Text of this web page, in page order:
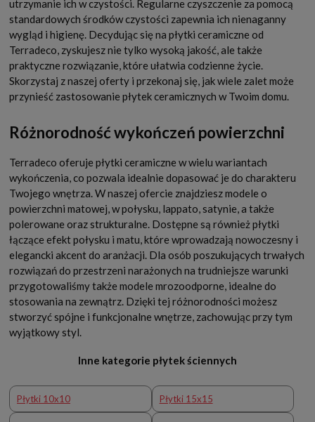
utrzymanie ich w czystości. Regularne czyszczenie za pomocą
standardowych środków czystości zapewnia ich nienaganny
wygląd i higienę. Decydując się na płytki ceramiczne od
Terradeco, zyskujesz nie tylko wysoką jakość, ale także
praktyczne rozwiązanie, które ułatwia codzienne życie.
Skorzystaj z naszej oferty i przekonaj się, jak wiele zalet może
przynieść zastosowanie płytek ceramicznych w Twoim domu.
Różnorodność wykończeń powierzchni
Terradeco oferuje płytki ceramiczne w wielu wariantach
wykończenia, co pozwala idealnie dopasować je do charakteru
Twojego wnętrza. W naszej ofercie znajdziesz modele o
powierzchni matowej, w połysku, lappato, satynie, a także
polerowane oraz strukturalne. Dostępne są również płytki
łączące efekt połysku i matu, które wprowadzają nowoczesny i
elegancki akcent do aranżacji. Dla osób poszukujących trwałych
rozwiązań do przestrzeni narażonych na trudniejsze warunki
przygotowaliśmy także modele mrozoodporne, idealne do
stosowania na zewnątrz. Dzięki tej różnorodności możesz
stworzyć spójne i funkcjonalne wnętrze, zachowując przy tym
wyjątkowy styl.
Inne kategorie płytek ściennych
Płytki 10x10 Płytki 15x15